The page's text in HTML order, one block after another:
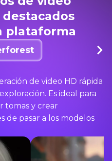
destacados
plataforma
de video HD rápida
Es ideal para
tomas y crear
de pasar a los modelos